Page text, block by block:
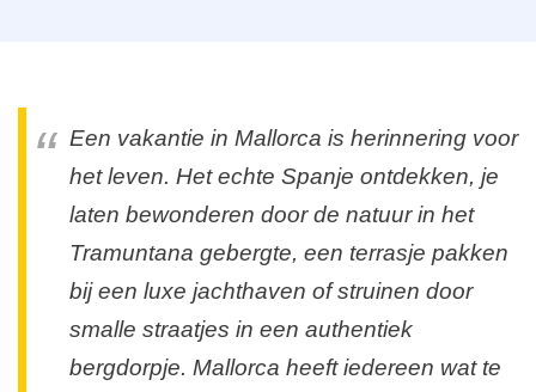
Een vakantie in Mallorca is herinnering voor
het leven. Het echte Spanje ontdekken, je
laten bewonderen door de natuur in het
Tramuntana gebergte, een terrasje pakken
bij een luxe jachthaven of struinen door
smalle straatjes in een authentiek
bergdorpje. Mallorca heeft iedereen wat te